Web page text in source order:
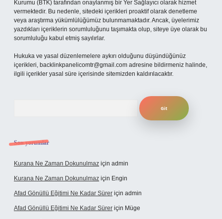
Kurumu (BTK) tarafından onaylanmış bir Yer Sağlayıcı olarak hizmet
vermektedir. Bu nedenle, sitedeki içerikleri proaktif olarak denetleme
veya araştırma yükümlülüğümüz bulunmamaktadır. Ancak, üyelerimiz
yazdıkları içeriklerin sorumluluğunu taşımakta olup, siteye üye olarak bu
sorumluluğu kabul etmiş sayılırlar.
Hukuka ve yasal düzenlemelere aykırı olduğunu düşündüğünüz
içerikleri, backlinkpanelicomtr@gmail.com adresine bildirmeniz halinde,
ilgili içerikler yasal süre içerisinde sitemizden kaldırılacaktır.
Son yorumlar
Kurana Ne Zaman Dokunulmaz için admin
Kurana Ne Zaman Dokunulmaz için Engin
Afad Gönüllü Eğitimi Ne Kadar Sürer için admin
Afad Gönüllü Eğitimi Ne Kadar Sürer için Müge